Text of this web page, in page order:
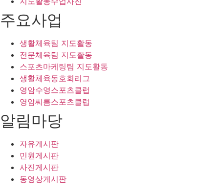
주요사업
생활체육팀 지도활동
전문체육팀 지도활동
스포츠마케팅팀 지도활동
생활체육동호회리그
영암수영스포츠클럽
영암씨름스포츠클럽
알림마당
자유게시판
민원게시판
사진게시판
동영상게시판